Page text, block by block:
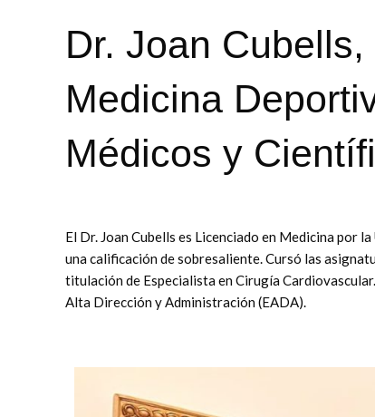
Dr. Joan
Medicina
Médicos y
El Dr. Joan Cubells es Licenciado en Medicina por
una calificación de sobresaliente. Cursó las
titulación de Especialista en Cirugía
Alta Dirección y Administración (EADA).